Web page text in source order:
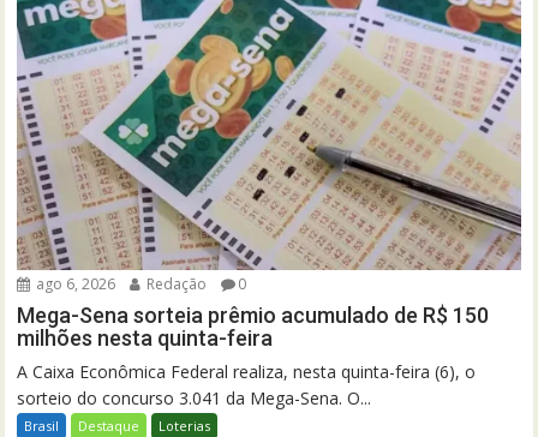
ago 6, 2026 Redação 0
Mega-Sena sorteia prêmio acumulado de R$ 150
milhões nesta quinta-feira
A Caixa Econômica Federal realiza, nesta quinta-feira (6), o
sorteio do concurso 3.041 da Mega-Sena. O...
Brasil Destaque Loterias